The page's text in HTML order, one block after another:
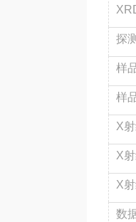
探
样
样
X
X
X
数